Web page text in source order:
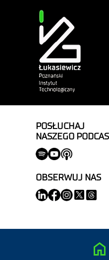
POSŁUCHAJ
NASZEGO
OBSERWUJ NAS